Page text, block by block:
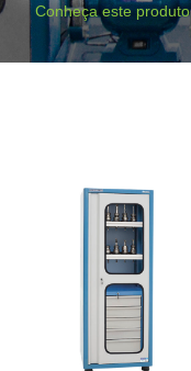
Conheça este produto